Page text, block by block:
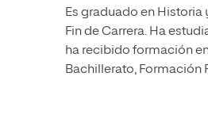
Es graduado en
Fin de Carrera. Ha
ha recibido formación
Bachillerato, Formación